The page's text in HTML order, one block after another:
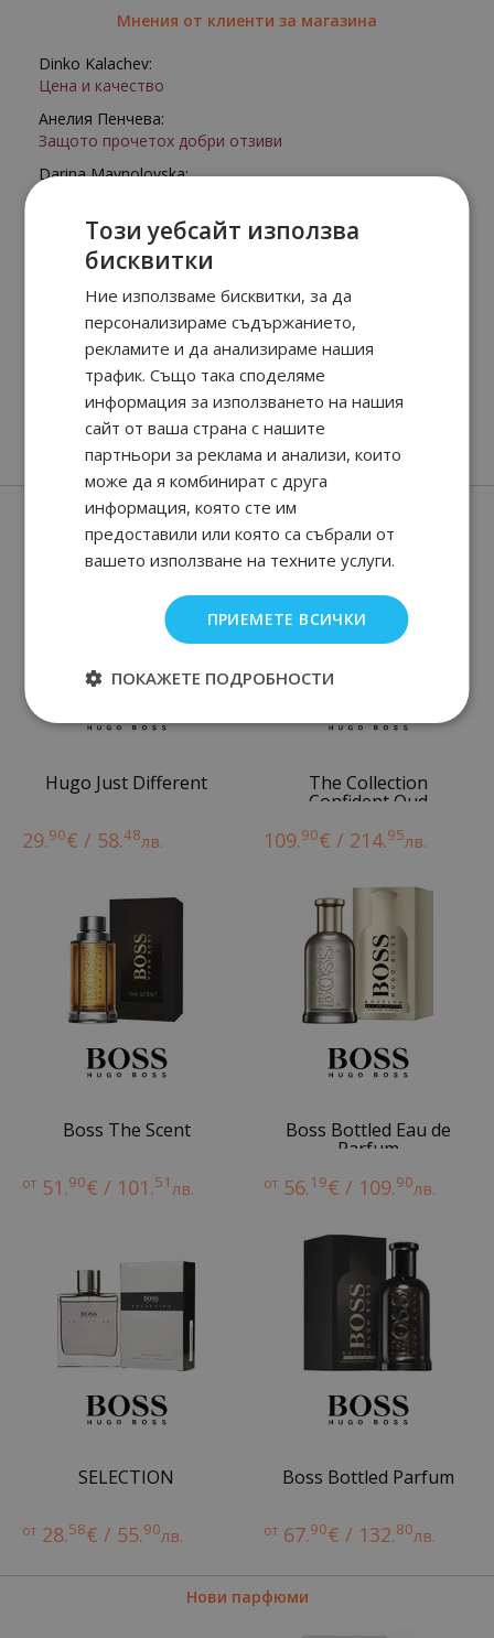
Мнения от клиенти за магазина
Dinko Kalachev:
Цена и качество
Анелия Пенчева:
Защото прочетох добри отзиви
Darina Maynolovska:
Стоилка Костова:
Румяна Марянова:
АДРИАНА ХРИСТОЗОВА:
КЛИЕНТ СЪМ ОТ МНОГО ГОДИНИ
Още от Hugo Boss мъжки парфюми
Hugo Just Different
29.90€ / 58.48лв.
The Collection
Confident Oud
109.90€ / 214.95лв.
Boss The Scent
от 51.90€ / 101.51лв.
Boss Bottled Eau de
Parfum
от 56.19€ / 109.90лв.
SELECTION
от 28.58€ / 55.90лв.
Boss Bottled Parfum
от 67.90€ / 132.80лв.
Нови парфюми
Този уебсайт използва
бисквитки
Ние използваме бисквитки, за да
персонализираме съдържанието,
рекламите и да анализираме нашия
трафик. Също така споделяме
информация за използването на нашия
сайт от ваша страна с нашите
партньори за реклама и анализи, които
може да я комбинират с друга
информация, която сте им
предоставили или която са събрали от
вашето използване на техните услуги.
ПРИЕМЕТЕ ВСИЧКИ
ПОКАЖЕТЕ ПОДРОБНОСТИ